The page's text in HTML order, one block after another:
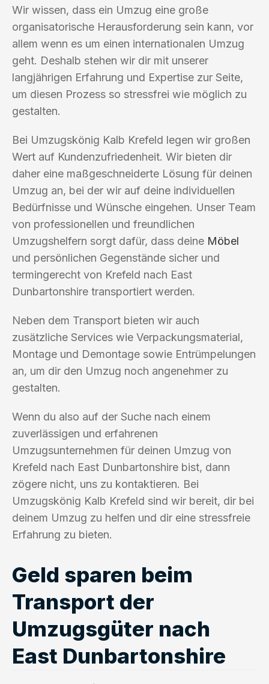
Wir wissen, dass ein Umzug eine große
organisatorische Herausforderung sein kann, vor
allem wenn es um einen internationalen Umzug
geht. Deshalb stehen wir dir mit unserer
langjährigen Erfahrung und Expertise zur Seite,
um diesen Prozess so stressfrei wie möglich zu
gestalten.
Bei Umzugskönig Kalb Krefeld legen wir großen
Wert auf Kundenzufriedenheit. Wir bieten dir
daher eine maßgeschneiderte Lösung für deinen
Umzug an, bei der wir auf deine individuellen
Bedürfnisse und Wünsche eingehen. Unser Team
von professionellen und freundlichen
Umzugshelfern sorgt dafür, dass deine Möbel
und persönlichen Gegenstände sicher und
termingerecht von Krefeld nach East
Dunbartonshire transportiert werden.
Neben dem Transport bieten wir auch
zusätzliche Services wie Verpackungsmaterial,
Montage und Demontage sowie Entrümpelungen
an, um dir den Umzug noch angenehmer zu
gestalten.
Wenn du also auf der Suche nach einem
zuverlässigen und erfahrenen
Umzugsunternehmen für deinen Umzug von
Krefeld nach East Dunbartonshire bist, dann
zögere nicht, uns zu kontaktieren. Bei
Umzugskönig Kalb Krefeld sind wir bereit, dir bei
deinem Umzug zu helfen und dir eine stressfreie
Erfahrung zu bieten.
Geld sparen beim
Transport der
Umzugsgüter nach
East Dunbartonshire